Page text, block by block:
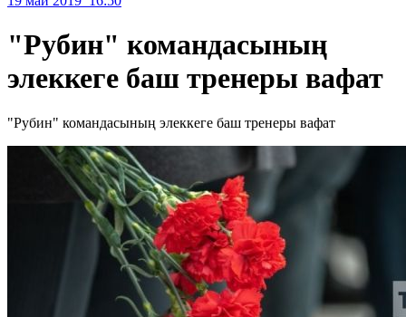
"Рубин" командасының
элеккеге баш тренеры вафат
"Рубин" командасының элеккеге баш тренеры вафат